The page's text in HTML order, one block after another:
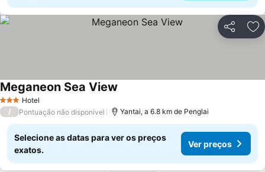
Partilhar
3 EstrelasHotel
Meganeon Sea View
/ Pontuação não disponível Yantai, a 6.8 km de Penglai
Selecione as datas para ver os preços
exatos.
Ver preços